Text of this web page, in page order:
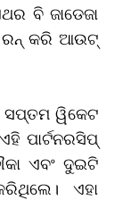
ବି ଜାଡେଜା
ରନ୍ କରି ଆଉଟ୍
ସପ୍ତମ ୱିକେଟ
ପାର୍ଟନରସିପ୍
ଏବଂ ଦୁଇଟି
ଏହା